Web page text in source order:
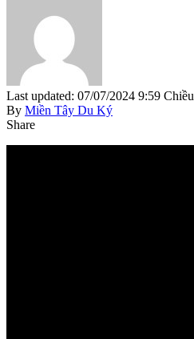
Last updated: 07/07/2024 9:59 Chiều
By Miền Tây Du Ký
Share